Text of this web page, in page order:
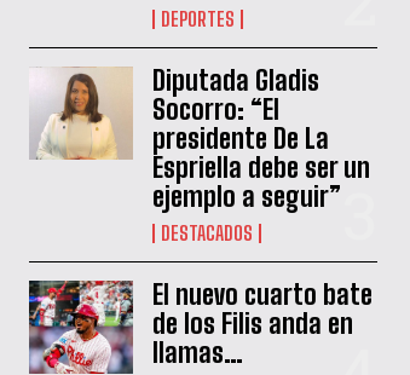
DEPORTES
Diputada Gladis
Socorro: “El
presidente De La
Espriella debe ser un
ejemplo a seguir”
DESTACADOS
El nuevo cuarto bate
de los Filis anda en
llamas…